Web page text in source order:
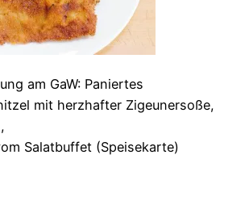
am GaW: Paniertes
mit herzhafter Zigeunersoße,
Salatbuffet (Speisekarte)